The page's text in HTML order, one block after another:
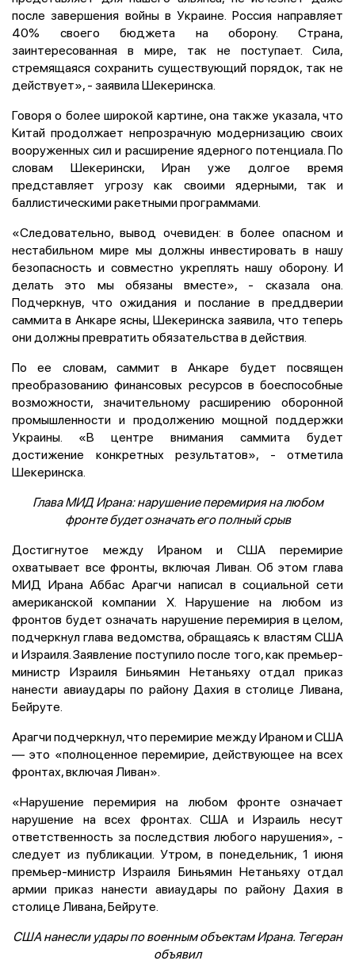
после завершения войны в Украине. Россия направляет
40% своего бюджета на оборону. Страна,
заинтересованная в мире, так не поступает. Сила,
стремящаяся сохранить существующий порядок, так не
действует», - заявила Шекеринска.
Говоря о более широкой картине, она также указала, что
Китай продолжает непрозрачную модернизацию своих
вооруженных сил и расширение ядерного потенциала. По
словам Шекерински, Иран уже долгое время
представляет угрозу как своими ядерными, так и
баллистическими ракетными программами.
«Следовательно, вывод очевиден: в более опасном и
нестабильном мире мы должны инвестировать в нашу
безопасность и совместно укреплять нашу оборону. И
делать это мы обязаны вместе», - сказала она.
Подчеркнув, что ожидания и послание в преддверии
саммита в Анкаре ясны, Шекеринска заявила, что теперь
они должны превратить обязательства в действия.
По ее словам, саммит в Анкаре будет посвящен
преобразованию финансовых ресурсов в боеспособные
возможности, значительному расширению оборонной
промышленности и продолжению мощной поддержки
Украины. «В центре внимания саммита будет
достижение конкретных результатов», - отметила
Шекеринска.
Глава МИД Ирана: нарушение перемирия на любом
фронте будет означать его полный срыв
Достигнутое между Ираном и США перемирие
охватывает все фронты, включая Ливан. Об этом глава
МИД Ирана Аббас Арагчи написал в социальной сети
американской компании Х. Нарушение на любом из
фронтов будет означать нарушение перемирия в целом,
подчеркнул глава ведомства, обращаясь к властям США
и Израиля. Заявление поступило после того, как премьер-
министр Израиля Биньямин Нетаньяху отдал приказ
нанести авиаудары по району Дахия в столице Ливана,
Бейруте.
Арагчи подчеркнул, что перемирие между Ираном и США
— это «полноценное перемирие, действующее на всех
фронтах, включая Ливан».
«Нарушение перемирия на любом фронте означает
нарушение на всех фронтах. США и Израиль несут
ответственность за последствия любого нарушения», -
следует из публикации. Утром, в понедельник, 1 июня
премьер-министр Израиля Биньямин Нетаньяху отдал
армии приказ нанести авиаудары по району Дахия в
столице Ливана, Бейруте.
США нанесли удары по военным объектам Ирана. Тегеран
объявил